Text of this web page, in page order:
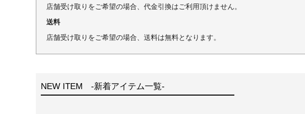
店舗受け取りをご希望の場合、代金引換はご利用頂けません。
送料
店舗受け取りをご希望の場合、送料は無料となります。
NEW ITEM -新着アイテム一覧-